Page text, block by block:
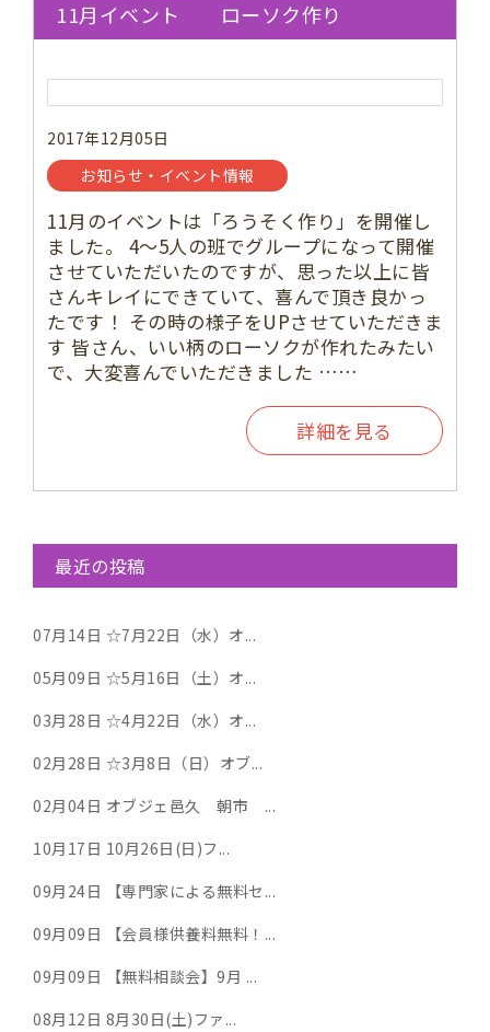
11月イベント ローソク作り
2017年12月05日
お知らせ・イベント情報
11月のイベントは「ろうそく作り」を開催し
ました。 4～5人の班でグループになって開催
させていただいたのですが、思った以上に皆
さんキレイにできていて、喜んで頂き良かっ
たです！ その時の様子をUPさせていただきま
す 皆さん、いい柄のローソクが作れたみたい
で、大変喜んでいただきました ……
詳細を見る
最近の投稿
07月14日 ☆7月22日（水）オ...
05月09日 ☆5月16日（土）オ...
03月28日 ☆4月22日（水）オ...
02月28日 ☆3月8日（日）オブ...
02月04日 オブジェ邑久 朝市 ...
10月17日 10月26日(日)フ...
09月24日 【専門家による無料セ...
09月09日 【会員様供養料無料！...
09月09日 【無料相談会】9月 ...
08月12日 8月30日(土)ファ...